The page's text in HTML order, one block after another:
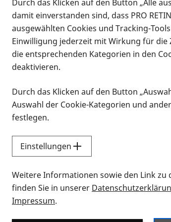
Infomaterial
Infomaterial
Vorlesen
Alle
Sie möchten wissen,
Durch das Klicken auf den Button „Alle
damit einverstanden sind, dass PRO
ausgewählten Cookies und Tracking-
Einwilligung jederzeit mit Wirkung für
die entsprechenden Kategorien in den
deaktivieren.
Durch das Klicken auf den Button
Auswahl der Cookie-Kategorien und
festlegen.
Einstellungen
Weitere Informationen sowie den Link zu
finden Sie in unserer
Impressum.